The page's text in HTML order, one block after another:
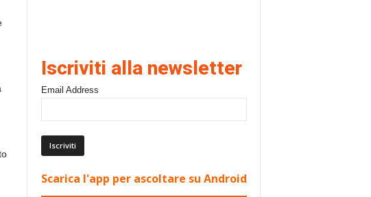
Iscriviti alla newsletter
Email Address
Scarica l'app per ascoltare su Android